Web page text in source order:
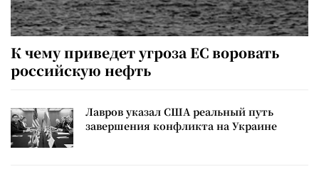
К чему приведет угроза ЕС воровать
российскую нефть
Лавров указал США реальный путь
завершения конфликта на Украине